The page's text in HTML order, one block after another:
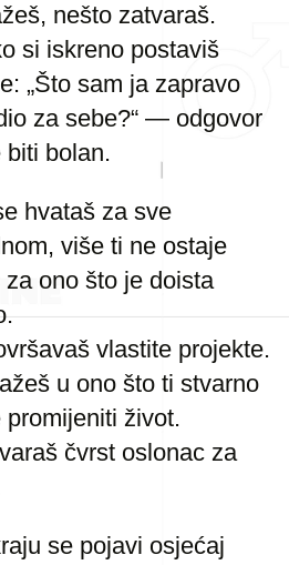
nešto zatvaraš.
si iskreno postaviš
„Što sam ja zapravo
za sebe?“ — odgovor
biti bolan.
hvataš za sve
više ti ne ostaje
za ono što je doista
vlastite projekte.
u ono što ti stvarno
promijeniti život.
čvrst oslonac za
se pojavi osjećaj